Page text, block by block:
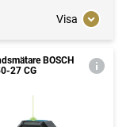
Visa
BOSCH
27 CG